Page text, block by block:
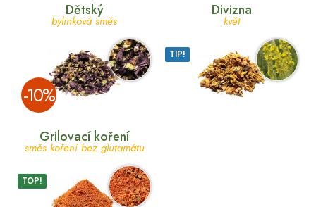
Dětský
bylinková směs
­-10%
Divizna
květ
TIP!
Grilovací koření
směs koření bez glutamátu
TOP!